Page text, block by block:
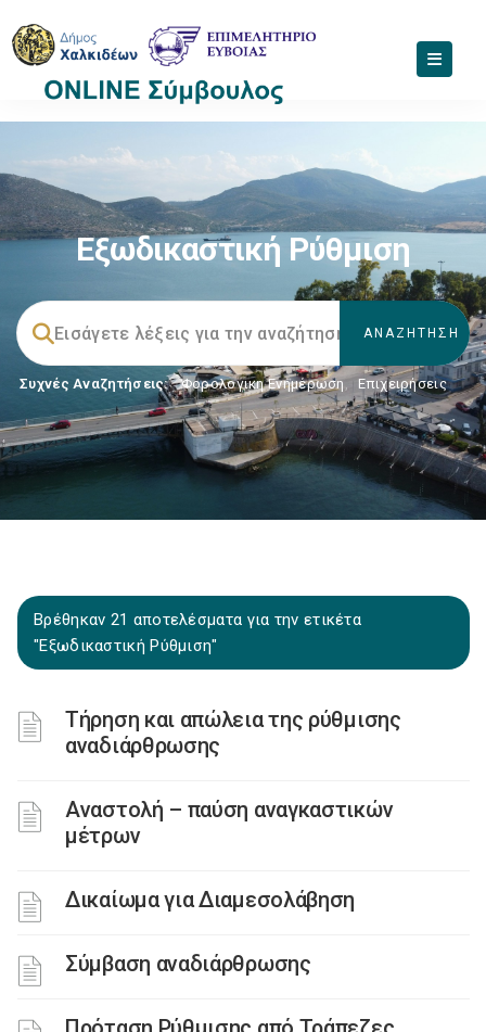
Εξωδικαστική Ρύθμιση
Συχνές Αναζητήσεις: Φορολογικη Ενημέρωση, Επιχειρήσεις
Βρέθηκαν 21 αποτελέσματα για την ετικέτα
"Εξωδικαστική Ρύθμιση"
Τήρηση και απώλεια της ρύθμισης
αναδιάρθρωσης
Αναστολή – παύση αναγκαστικών
μέτρων
Δικαίωμα για Διαμεσολάβηση
Σύμβαση αναδιάρθρωσης